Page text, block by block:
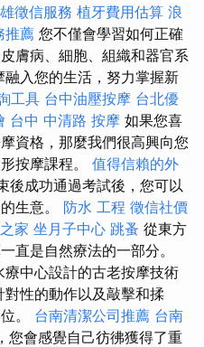
徵信服務 植牙費用估算 浪
推薦 您不僅會學習如何正確
膚病、細胞、組織和器官系
入您的生活，努力掌握新
工具 台中油壓按摩 台北優
台中 中清路 按摩 如果您喜
資格，那麼我們很高興向您
按摩課程。 值得信賴的外
後成功通過考試後，您可以
生意。 防水 工程 徵信社價
家 坐月子中心 跳蚤 從東方
直是自然療法的一部分。
療中心設計的古老按摩技術
性的動作以及敲擊和揉
。 台南清潔公司推薦 台南
您會感覺自己彷彿獲得了重